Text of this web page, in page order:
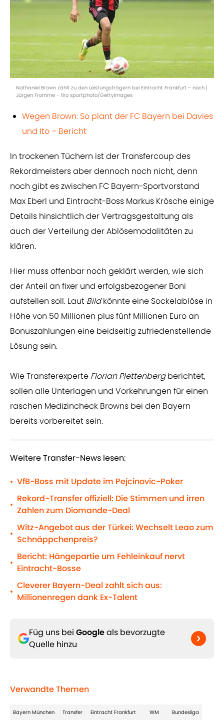
Nathaniel Brown zählt zu den Leistungsträgern bei Eintracht Frankfurt - noch |
Jürgen Fromme - firo sportphoto/GettyImages
Wegen Brown: So plant der FC Bayern bei Davies
und Ito – Bericht
In trockenen Tüchern ist der Transfercoup des
Rekordmeisters aber dennoch noch nicht, denn
noch gibt es zwischen FC Bayern-Sportvorstand
Max Eberl und Eintracht-Boss Markus Krösche einige
Details hinsichtlich der Vertragsgestaltung als
auch der Verteilung der Ablösemodalitäten zu
klären.
Hier muss offenbar noch geklärt werden, wie sich
der Anteil an fixer und erfolgsbezogener Boni
aufstellen soll. Laut Bildkönnte eine Sockelablöse in
Höhe von 50 Millionen plus fünf Millionen Euro an
Bonuszahlungen eine beidseitig zufriedenstellende
Lösung sein.
Wie Transferexperte Florian Plettenbergberichtet,
sollen alle Unterlagen und Vorkehrungen für einen
raschen Medizincheck Browns bei den Bayern
bereits vorbereitet sein.
Weitere Transfer-News lesen:
• VfB-Boss mit Update im Pejcinovic-Poker
•
Rekord-Transfer offiziell: Die Stimmen und irren
Zahlen zum Diomande-Deal
•
Witz-Angebot aus der Türkei: Wechselt Leao zum
Schnäppchenpreis?
•
Bericht: Hängepartie um Fehleinkauf nervt
Eintracht-Bosse
•
Cleverer Bayern-Deal zahlt sich aus:
Millionenregen dank Ex-Talent
Füg uns bei Googleals bevorzugte
Quelle hinzu
Verwandte Themen
Bayern München Transfer Eintracht Frankfurt WM Bundesliga